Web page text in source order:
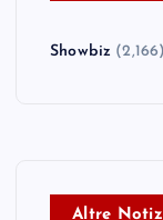
Showbiz (2,166)
Altre